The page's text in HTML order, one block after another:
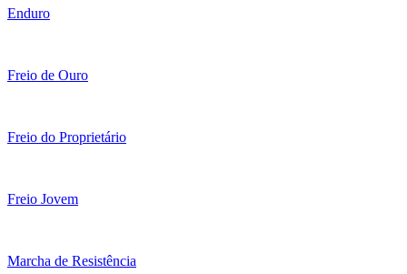
Enduro
Freio de Ouro
Freio do Proprietário
Freio Jovem
Marcha de Resistência